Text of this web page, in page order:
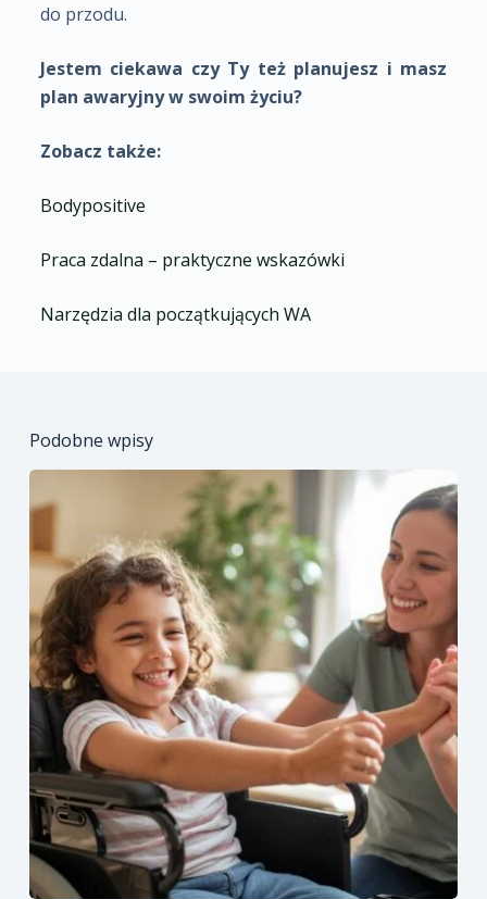
do przodu.
Jestem ciekawa czy Ty też planujesz i masz
plan awaryjny w swoim życiu?
Zobacz także:
Bodypositive
Praca zdalna – praktyczne wskazówki
Narzędzia dla początkujących WA
Podobne wpisy